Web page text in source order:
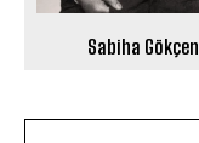
Sabiha Gökçen